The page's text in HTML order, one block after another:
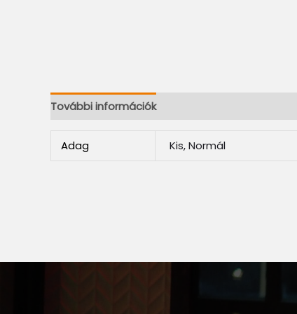
További információk
Adag Kis, Normál